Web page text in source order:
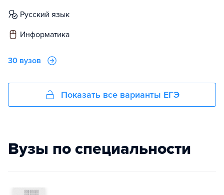
русский язык
информатика
30 вузов
Показать все варианты ЕГЭ
Вузы по специальности